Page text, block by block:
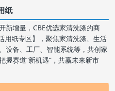
纸
新增量，CBE优选家清洗涤的商
用纸专区】，聚焦家清洗涤、生活
设备、工厂、智能系统等，共创家
握赛道“新机遇”，共赢未来新市